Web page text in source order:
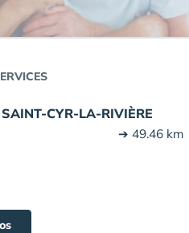
CYR-LA-RIVIÈRE
➔ 49.46 km